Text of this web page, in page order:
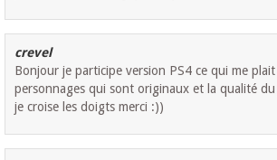
crevel
Bonjour je participe version PS4 ce qui me
personnages qui sont originaux et la qualité
je croise les doigts merci :))